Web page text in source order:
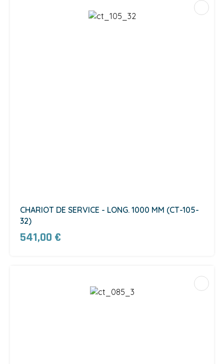
CHARIOT DE SERVICE - LONG. 1000 MM (CT-105-
32)
541,00 €